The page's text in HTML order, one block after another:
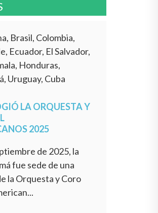
Brasil, Colombia,
Ecuador, El Salvador,
Honduras,
Uruguay, Cuba
LA ORQUESTA Y
2025
de 2025, la
fue sede de una
la Orquesta y Coro